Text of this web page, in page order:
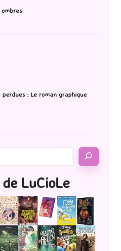
ombres
: Le roman graphique
LuCioLe